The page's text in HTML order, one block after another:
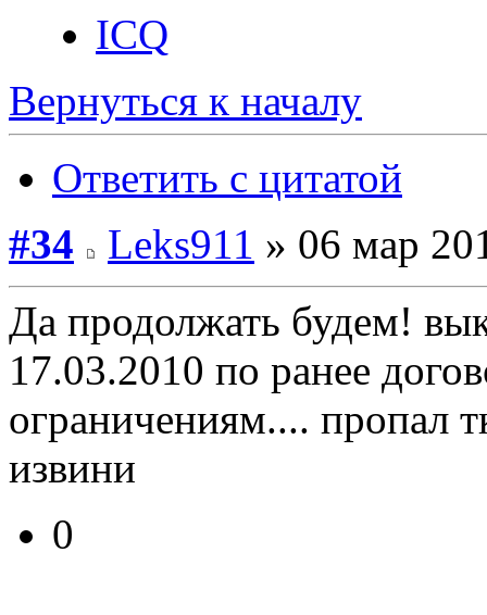
ICQ
Вернуться к началу
Ответить с цитатой
#34
Leks911 » 06 мар
Да продолжать будем!
17.03.2010 по ранее
ограничениям.... пропал
извини
0